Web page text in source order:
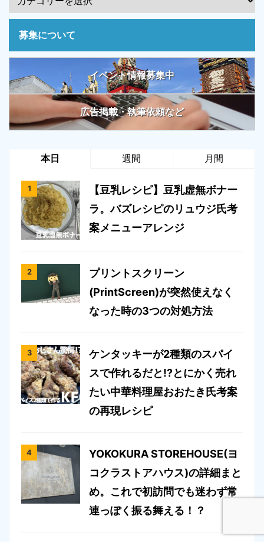
募集について
イベント情報募集中
広告掲載・執筆依頼など
本日 週間 月間
【豆乳レシピ】豆乳虚無ボナー
ラ。バズレシピのリュウジ氏考
案メニューアレンジ
プリントスクリーン
(PrintScreen)が突然使えなく
なった時の3つの対処方法
ケンタッキーが2種類のスパイ
スで作れるだと!?とにかく売れ
たい中華料理屋おおたき氏考案
の再現レシピ
YOKOKURA STOREHOUSE(ヨ
コクラストアハウス)の詳細まと
め。これで初訪問でも迷わず常
連っぽく振る舞える！？